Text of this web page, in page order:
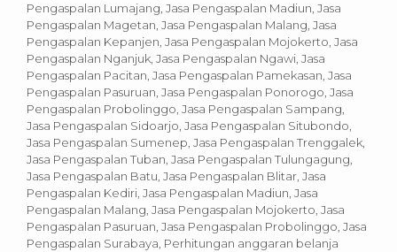
Pengaspalan Lumajang, Jasa Pengaspalan Madiun, Jasa
Pengaspalan Magetan, Jasa Pengaspalan Malang, Jasa
Pengaspalan Kepanjen, Jasa Pengaspalan Mojokerto, Jasa
Pengaspalan Nganjuk, Jasa Pengaspalan Ngawi, Jasa
Pengaspalan Pacitan, Jasa Pengaspalan Pamekasan, Jasa
Pengaspalan Pasuruan, Jasa Pengaspalan Ponorogo, Jasa
Pengaspalan Probolinggo, Jasa Pengaspalan Sampang,
Jasa Pengaspalan Sidoarjo, Jasa Pengaspalan Situbondo,
Jasa Pengaspalan Sumenep, Jasa Pengaspalan Trenggalek,
Jasa Pengaspalan Tuban, Jasa Pengaspalan Tulungagung,
Jasa Pengaspalan Batu, Jasa Pengaspalan Blitar, Jasa
Pengaspalan Kediri, Jasa Pengaspalan Madiun, Jasa
Pengaspalan Malang, Jasa Pengaspalan Mojokerto, Jasa
Pengaspalan Pasuruan, Jasa Pengaspalan Probolinggo, Jasa
Pengaspalan Surabaya, Perhitungan anggaran belanja